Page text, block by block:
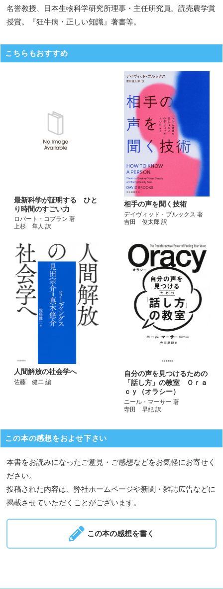
名誉教授、日本生物科学研究所理事・主任研究員。読売農学賞
授賞。『狂牛病・正しい知識』著書等。
こちらもおすすめ
最新科学が証明する ひと
り時間のすごい力
ロバート・コプラン 著
上杉 隼人 訳
相手の声を聞く技術
デイヴィッド・ブルックス 著
吉田 俊太郎 訳
人間解放の社会学へ
佐藤 健二 編
自分の声を見つけるための
「話し方」の教室 Ｏｒａ
ｃｙ（オラシー）
ニール・マーサー 著
寺田 早紀 訳
この本の感想をおよせ下さい
本書をお読みになったご意見・ご感想などをお気軽にお寄せく
ださい。
投稿された内容は、弊社ホームページや新聞・雑誌広告などに
掲載させていただくことがございます。
この本の感想を書く